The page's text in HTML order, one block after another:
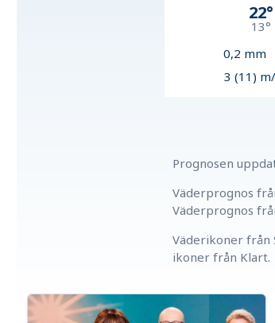
22°
13°
0,2 mm
3 (11)
Prognosen
Väderprognos
Väderprognos
Väderikoner från
ikoner från Klart.